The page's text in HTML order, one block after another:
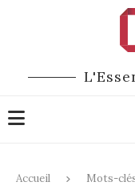
Accueil Mots-